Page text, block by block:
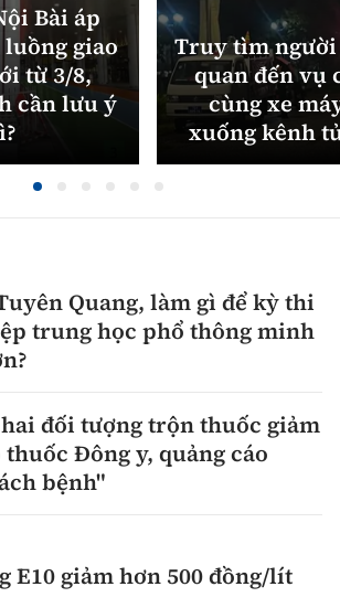
Bài áp
giao
từ 3/8,
cần lưu ý
Truy tìm
quan đến vụ
cùng xe
xuống kênh
Quang, làm gì để kỳ thi
trung học phổ thông minh
đối tượng trộn thuốc giảm
thuốc Đông y, quảng cáo
bệnh"
E10 giảm hơn 500 đồng/lít